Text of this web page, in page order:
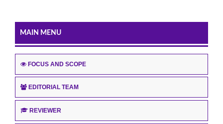
MAIN MENU
FOCUS AND SCOPE
EDITORIAL TEAM
REVIEWER